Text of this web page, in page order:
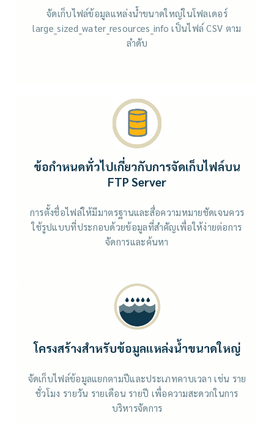
จัดเก็บไฟล์ข้อมูลแหล่งน้ำขนาดใหญ่ในโฟลเดอร์
large_sized_water_resources_info เป็นไฟล์ CSV ตาม
ลำดับ
ข้อกำหนดทั่วไปเกี่ยวกับการจัดเก็บไฟล์บน
FTP Server
การตั้งชื่อไฟล์ให้มีมาตรฐานและสื่อความหมายชัดเจนควร
ใช้รูปแบบที่ประกอบด้วยข้อมูลที่สำคัญเพื่อให้ง่ายต่อการ
จัดการและค้นหา
โครงสร้างสำหรับข้อมูลแหล่งน้ำขนาดใหญ่
จัดเก็บไฟล์ข้อมูลแยกตามปีและประเภทคาบเวลา เช่น ราย
ชั่วโมง รายวัน รายเดือน รายปี เพื่อความสะดวกในการ
บริหารจัดการ